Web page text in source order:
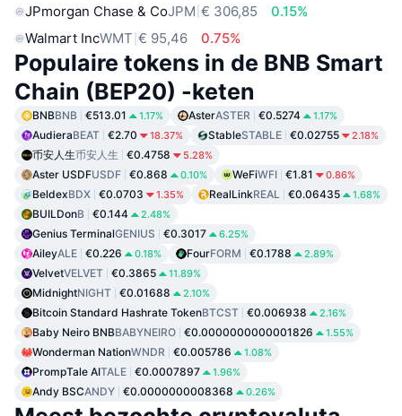
JPmorgan Chase & CoJPM € 306,85
0.15%
Walmart IncWMT € 95,46 0.75%
Populaire tokens in de BNB Smart
Chain (BEP20) -keten
BNBBNB €513.01 1.17% AsterASTER €0.5274 1.17%
AudieraBEAT €2.70 18.37% StableSTABLE €0.02755 2.18%
币安人生币安人生 €0.4758 5.28%
Aster USDFUSDF €0.868 0.10% WeFiWFI €1.81 0.86%
BeldexBDX €0.0703 1.35% RealLinkREAL €0.06435 1.68%
BUILDonB €0.144 2.48%
Genius TerminalGENIUS €0.3017 6.25%
AileyALE €0.226 0.18% FourFORM €0.1788 2.89%
VelvetVELVET €0.3865 11.89%
MidnightNIGHT €0.01688 2.10%
Bitcoin Standard Hashrate TokenBTCST €0.006938 2.16%
Baby Neiro BNBBABYNEIRO €0.0000000000001826 1.55%
Wonderman NationWNDR €0.005786 1.08%
PrompTale AITALE €0.0007897 1.96%
Andy BSCANDY €0.0000000008368 0.26%